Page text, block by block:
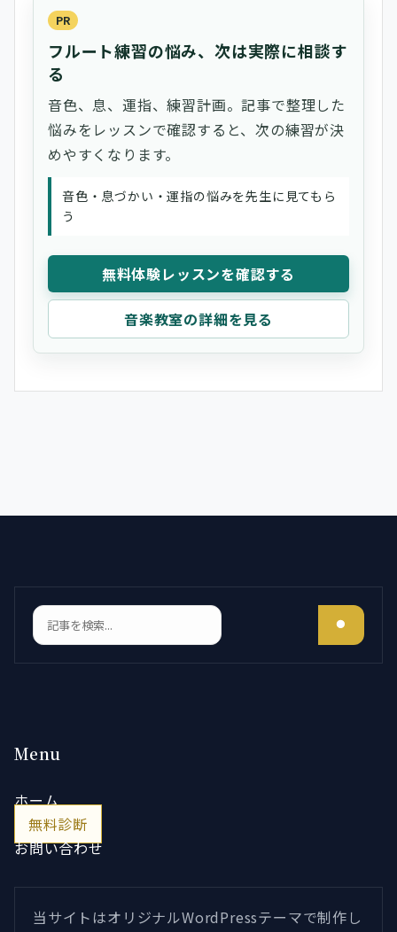
PR
フルート練習の悩み、次は実際に相談す
る
音色、息、運指、練習計画。記事で整理した
悩みをレッスンで確認すると、次の練習が決
めやすくなります。
音色・息づかい・運指の悩みを先生に見てもら
う
無料体験レッスンを確認する
音楽教室の詳細を見る
検索
Menu
ホーム
無料診断
お問い合わせ
当サイトはオリジナルWordPressテーマで制作し